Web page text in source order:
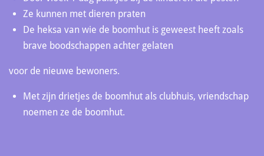
Ze kunnen met dieren praten
De heksa van wie de boomhut is geweest heeft zoals
brave boodschappen achter gelaten
voor de nieuwe bewoners.
Met zijn drietjes de boomhut als clubhuis, vriendschap
noemen ze de boomhut.